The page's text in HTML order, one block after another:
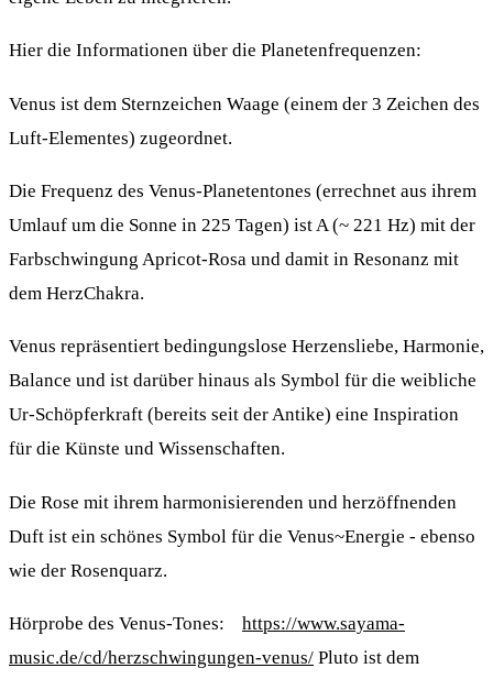
Hier die Informationen über die Planetenfrequenzen:
Venus ist dem Sternzeichen Waage (einem der 3 Zeichen des
Luft-Elementes) zugeordnet.
Die Frequenz des Venus-Planetentones (errechnet aus ihrem
Umlauf um die Sonne in 225 Tagen) ist A (~ 221 Hz) mit der
Farbschwingung Apricot-Rosa und damit in Resonanz mit
dem HerzChakra.
Venus repräsentiert bedingungslose Herzensliebe, Harmonie,
Balance und ist darüber hinaus als Symbol für die weibliche
Ur-Schöpferkraft (bereits seit der Antike) eine Inspiration
für die Künste und Wissenschaften.
Die Rose mit ihrem harmonisierenden und herzöffnenden
Duft ist ein schönes Symbol für die Venus~Energie - ebenso
wie der Rosenquarz.
Hörprobe des Venus-Tones: https://www.sayama-
music.de/cd/herzschwingungen-venus/ Pluto ist dem